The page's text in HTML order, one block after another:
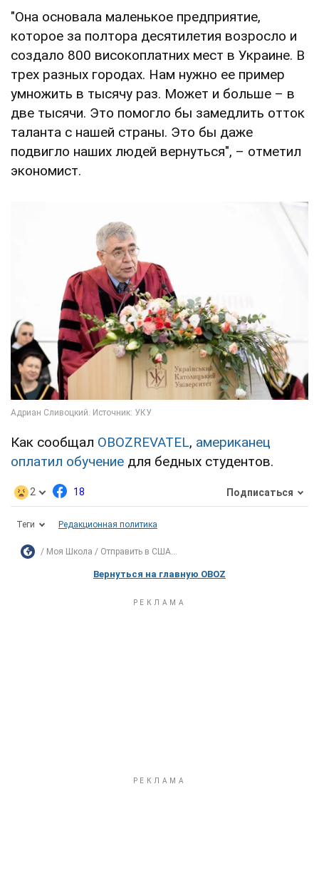
"Она основала маленькое предприятие,
которое за полтора десятилетия возросло и
создало 800 високоплатних мест в Украине. В
трех разных городах. Нам нужно ее пример
умножить в тысячу раз. Может и больше – в
две тысячи. Это помогло бы замедлить отток
таланта с нашей страны. Это бы даже
подвигло наших людей вернуться", – отметил
экономист.
Как сообщал OBOZREVATEL, американец
оплатил обучение для бедных студентов.
2 18 Подписаться
Теги Редакционная политика
Моя Школа Отправить в США...
Вернуться на главную OBOZ